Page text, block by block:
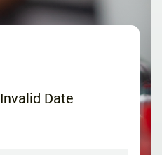
Invalid Date